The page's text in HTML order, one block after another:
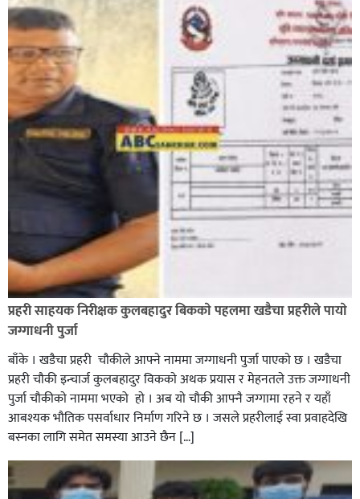
भिक्षा मागेर कारमा घुम्ने बाबाहरूलाई दाङ प्रहरीले पक्राउ,भारत
फर्कने सर्तमा रिहा,
रौतहटमा १२ हजार लिटर पेट्रोल बोकेको ट्यांकर दुर्घटनापछि
आगलागी सडक अबरुद्ध,
घोराहीको समृद्धिका लागि वडा–वडामा विशेष अभियान सञ्चालन
हुने,
प्रहरी साहयक निरीक्षक कुलबहादुर बिककाे पहलमा खडैचा प्रहरीले पायाे
जग्गाधनी पुर्जा
बाँके । खडैचा प्रहरी चाैकीले आफ्ने नाममा जग्गाधनी पुर्जा पाएकाे छ । खडैचा
प्रहरी चाैकी इन्चार्ज कुलबहादुर विककाे अथक प्रयास र मेहनतले उक्त जग्गाधनी
पुर्जा चाैकीकाे नाममा भएको हाे । अब याे चाैकी आफ्नै जग्गामा रहने र यहाँ
आबश्यक भाैतिक पसर्वाधार निर्माण गरिने छ । जसले प्रहरीलाई स्वा प्रवाहदेखि
बस्नका लागि समेत समस्या आउने छैन […]